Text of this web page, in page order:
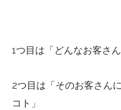
1つ目は「どんなお客さ
2つ目は「そのお客さん
コト」